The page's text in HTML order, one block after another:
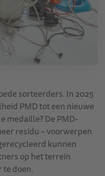
sorteerders. In 2025
PMD tot een nieuwe
medaille? De PMD-
residu – voorwerpen
kunnen
op het terrein
doen.